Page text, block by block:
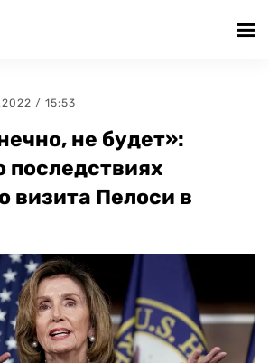
/ 15:53
не будет»:
последствиях
визита Пелоси в